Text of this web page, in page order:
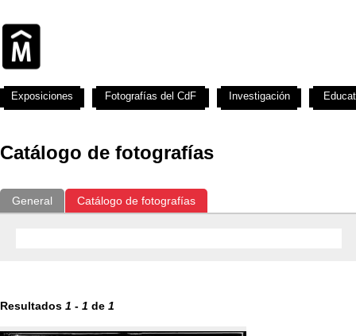
Catálogo de fotografías
General Catálogo de fotografías
Resultados 1 - 1 de 1
Exposiciones Fotografías del CdF Investigación